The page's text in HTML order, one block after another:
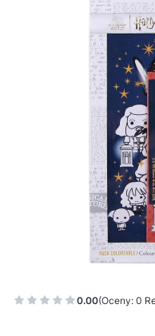
0.00(Oceny: 0